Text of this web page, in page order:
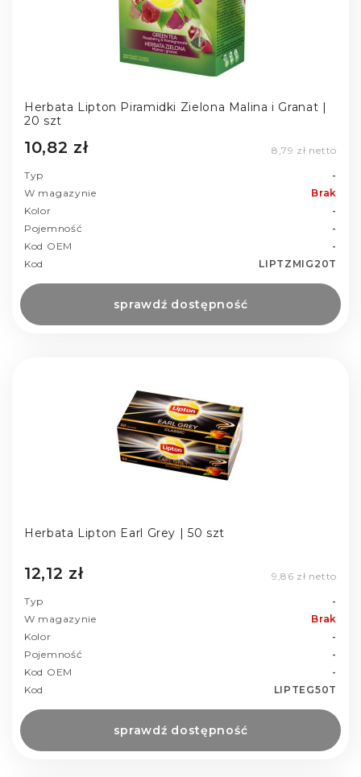
Herbata Lipton Piramidki Zielona Malina i Granat |
20 szt
10,82 zł 8,79 zł netto
Typ
-
W magazynie
Brak
Kolor
-
Pojemność
-
Kod OEM
-
Kod
LIPTZMIG20T
sprawdź dostępność
Herbata Lipton Earl Grey | 50 szt
12,12 zł 9,86 zł netto
Typ
-
W magazynie
Brak
Kolor
-
Pojemność
-
Kod OEM
-
Kod
LIPTEG50T
sprawdź dostępność